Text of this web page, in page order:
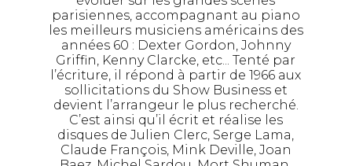
parisiennes, accompagnant au piano
les meilleurs musiciens américains des
années 60 : Dexter Gordon, Johnny
Griffin, Kenny Clarcke, etc... Tenté par
l’écriture, il répond à partir de 1966 aux
sollicitations du Show Business et
devient l’arrangeur le plus recherché.
C’est ainsi qu’il écrit et réalise les
disques de Julien Clerc, Serge Lama,
Claude François, Mink Deville, Joan